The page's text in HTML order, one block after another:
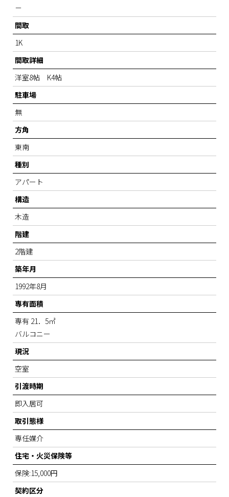
－
間取
1K
間取詳細
洋室8帖 K4帖
駐車場
無
方角
東南
種別
アパート
構造
木造
階建
2階建
築年月
1992年8月
専有面積
専有 21．5㎡
バルコニー
現況
空室
引渡時期
即入居可
取引態様
専任媒介
住宅・火災保険等
保険:15,000円
契約区分